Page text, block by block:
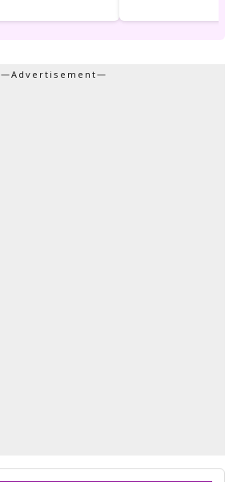
—Advertisement—